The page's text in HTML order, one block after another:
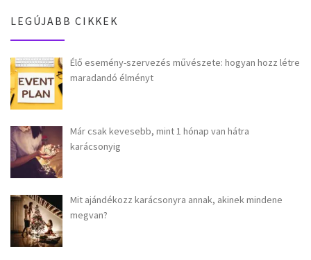
LEGÚJABB CIKKEK
Élő esemény-szervezés művészete: hogyan hozz létre
maradandó élményt
Már csak kevesebb, mint 1 hónap van hátra
karácsonyig
Mit ajándékozz karácsonyra annak, akinek mindene
megvan?